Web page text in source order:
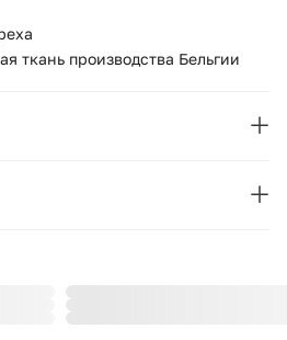
ткань производства Бельгии